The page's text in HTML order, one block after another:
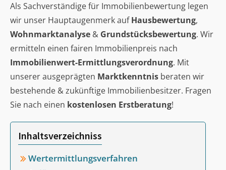
Als Sachverständige für Immobilienbewertung legen
wir unser Hauptaugenmerk aufHausbewertung,
Wohnmarktanalyse & Grundstücksbewertung. Wir
ermitteln einen fairen Immobilienpreis nach
Immobilienwert-Ermittlungsverordnung. Mit
unserer ausgeprägten Marktkenntnis beraten wir
bestehende & zukünftige Immobilienbesitzer. Fragen
Sie nach einen kostenlosen Erstberatung!
Inhaltsverzeichniss
Wertermittlungsverfahren